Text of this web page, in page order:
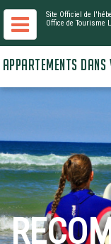
Site Officiel de
Office de Tourisme
APPARTEMENTS